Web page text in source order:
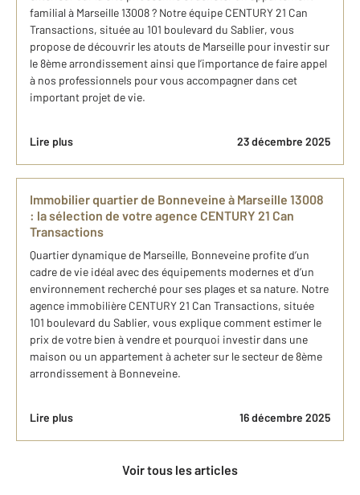
familial à Marseille​ 13008​ ? Notre équipe CENTURY 21 Can
Transactions, située au 101 boulevard du Sablier, vous
propose de découvrir les atouts de Marseille​ pour investir sur
le 8ème arrondissement ainsi que l’importance de faire appel
à nos professionnels pour vous accompagner dans cet
important projet de vie.
Lire plus 23 décembre 2025
Immobilier quartier de Bonneveine à Marseille 13008 ​
: ​l​a sélection de votre agence CENTURY 21 Can
Transactions
Quartier dynamique de Marseille, Bonneveine profite d’un
cadre de vie idéal avec des équipements modernes et d’un
environnement recherché pour ses plages et sa nature. Notre
agence immobilière CENTURY 21 Can Transactions, située
101 boulevard du Sablier, vous explique comment estimer le
prix de votre bien à vendre et pourquoi investir dans une
maison ou un appartement à acheter sur le secteur de 8ème
arrondissement à Bonneveine.
Lire plus 16 décembre 2025
Voir tous les articles